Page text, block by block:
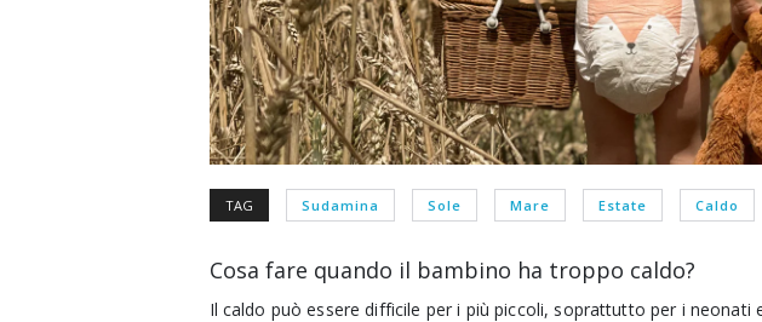
TAG Sudamina Sole Mare Estate Caldo
Cosa fare quando il bambino ha troppo caldo?
Il caldo può essere difficile per i più piccoli, soprattutto per i neonati